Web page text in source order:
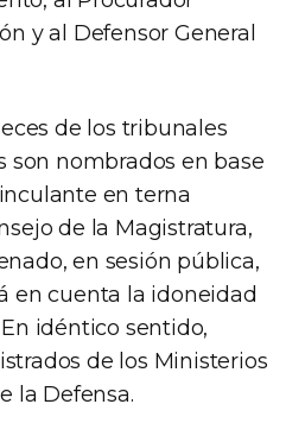
y al Defensor General
de los tribunales
son nombrados en base
en terna
de la Magistratura,
en sesión pública,
en cuenta la idoneidad
idéntico sentido,
de los Ministerios
la Defensa.